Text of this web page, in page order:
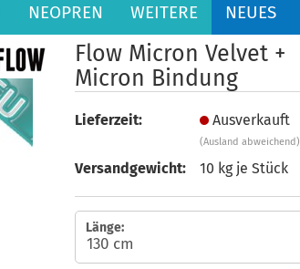
NEOPREN NEUES
WEITERE
Flow Micron Velvet +
Micron Bindung
Lieferzeit: Ausverkauft
(Ausland abweichend)
Versandgewicht: 10 kg je Stück
Länge: